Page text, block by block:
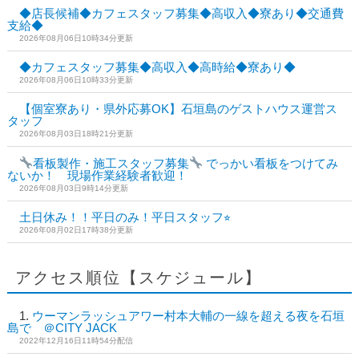
◆店長候補◆カフェスタッフ募集◆高収入◆寮あり◆交通費
支給◆
2026年08月06日10時34分更新
◆カフェスタッフ募集◆高収入◆高時給◆寮あり◆
2026年08月06日10時33分更新
【個室寮あり・県外応募OK】石垣島のゲストハウス運営ス
タッフ
2026年08月03日18時21分更新
看板製作・施工スタッフ募集
でっかい看板をつけてみ
ないか！ 現場作業経験者歓迎！
2026年08月03日9時14分更新
土日休み！！平日のみ！平日スタッフ⭐︎
2026年08月02日17時38分更新
アクセス順位【スケジュール】
ウーマンラッシュアワー村本大輔の一線を超える夜を石垣
島で ＠CITY JACK
2022年12月16日11時54分配信